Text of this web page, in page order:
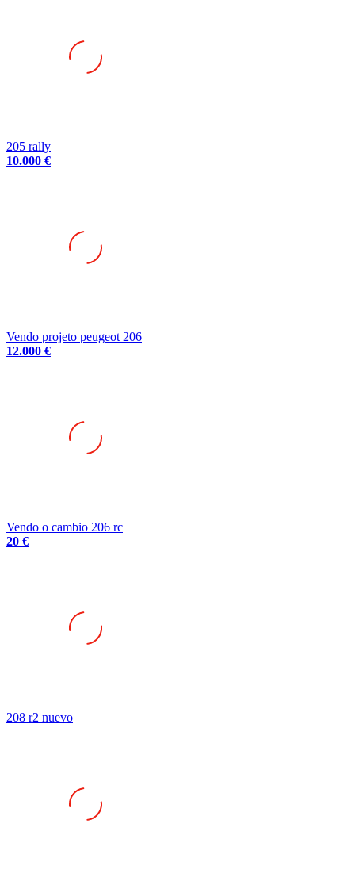
205 rally
10.000 €
Vendo projeto peugeot 206
12.000 €
Vendo o cambio 206 rc
20 €
208 r2 nuevo